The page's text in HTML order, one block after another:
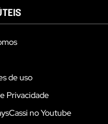
de uso
Privacidade
no Youtube